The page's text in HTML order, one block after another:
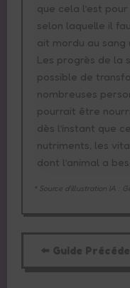
que cela l’est
selon laquelle il
ait mordu au sang
Les progrès de la
possible de
nombreuses
pourrait être
dès l’instant que
nutriments, les
dont l’animal a
* Source d'illustration IA :
⬅️ Guide